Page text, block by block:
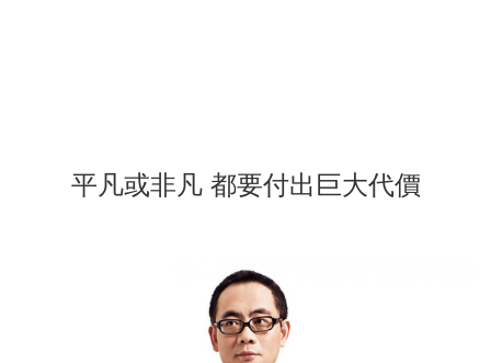
平凡或非凡 都要付出巨大代價